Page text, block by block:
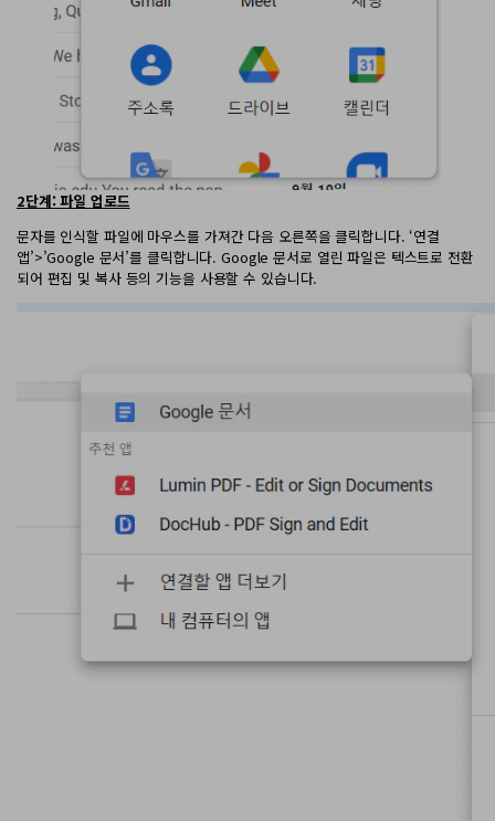
2단계: 파일 업로드
문자를 인식할 파일에 마우스를 가져간 다음 오른쪽을 클릭합니다. ‘연결
앱’>’Google 문서’를 클릭합니다. Google 문서로 열린 파일은 텍스트로 전환
되어 편집 및 복사 등의 기능을 사용할 수 있습니다.